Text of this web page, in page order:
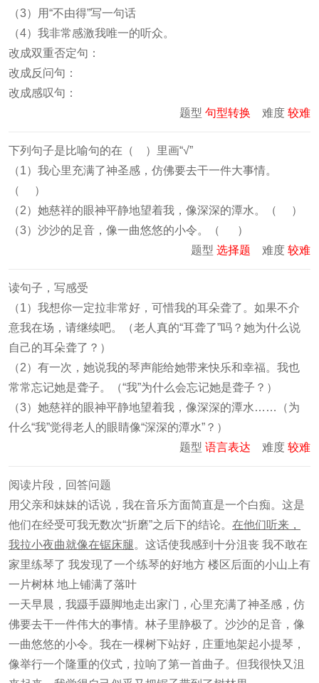
（3）用“不由得”写一句话
（4）我非常感激我唯一的听众。
改成双重否定句：
改成反问句：
改成感叹句：
题型 句型转换 难度 较难
下列句子是比喻句的在（ ）里画“√”
（1）我心里充满了神圣感，仿佛要去干一件大事情。
（ ）
（2）她慈祥的眼神平静地望着我，像深深的潭水。（ ）
（3）沙沙的足音，像一曲悠悠的小令。（ ）
题型 选择题 难度 较难
读句子，写感受
（1）我想你一定拉非常好，可惜我的耳朵聋了。如果不介
意我在场，请继续吧。（老人真的“耳聋了”吗？她为什么说
自己的耳朵聋了？）
（2）有一次，她说我的琴声能给她带来快乐和幸福。我也
常常忘记她是聋子。（“我”为什么会忘记她是聋子？）
（3）她慈祥的眼神平静地望着我，像深深的潭水……（为
什么“我”觉得老人的眼睛像“深深的潭水”？）
题型 语言表达 难度 较难
阅读片段，回答问题
用父亲和妹妹的话说，我在音乐方面简直是一个白痴。这是
他们在经受可我无数次“折磨”之后下的结论。 在他们听来，
我拉小夜曲就像在锯床腿。这话使我感到十分沮丧 我不敢在
家里练琴了 我发现了一个练琴的好地方 楼区后面的小山上有
一片树林 地上铺满了落叶
一天早晨，我蹑手蹑脚地走出家门，心里充满了神圣感，仿
佛要去干一件伟大的事情。林子里静极了。沙沙的足音，像
一曲悠悠的小令。我在一棵树下站好，庄重地架起小提琴，
像举行一个隆重的仪式，拉响了第一首曲子。但我很快又沮